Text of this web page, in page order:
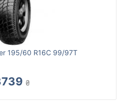
195/60 R16C 99/97T
₴